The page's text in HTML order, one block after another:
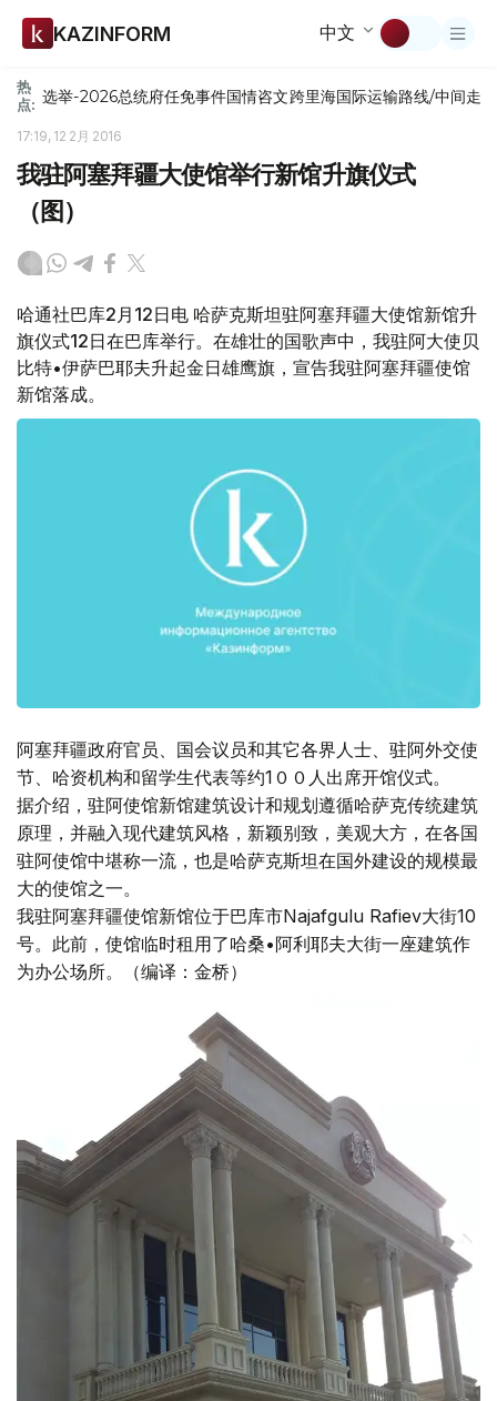
KAZINFORM 中文
热
点: 选举-2026总统府任免事件国情咨文跨里海国际运输路线/中间走廊
17:19, 12 2月 2016
我驻阿塞拜疆大使馆举行新馆升旗仪式
（图）
哈通社巴库2月12日电 哈萨克斯坦驻阿塞拜疆大使馆新馆升
旗仪式12日在巴库举行。在雄壮的国歌声中，我驻阿大使贝
比特•伊萨巴耶夫升起金日雄鹰旗，宣告我驻阿塞拜疆使馆
新馆落成。
阿塞拜疆政府官员、国会议员和其它各界人士、驻阿外交使
节、哈资机构和留学生代表等约1００人出席开馆仪式。
据介绍，驻阿使馆新馆建筑设计和规划遵循哈萨克传统建筑
原理，并融入现代建筑风格，新颖别致，美观大方，在各国
驻阿使馆中堪称一流，也是哈萨克斯坦在国外建设的规模最
大的使馆之一。
我驻阿塞拜疆使馆新馆位于巴库市Najafgulu Rafiev大街10
号。此前，使馆临时租用了哈桑•阿利耶夫大街一座建筑作
为办公场所。（编译：金桥）